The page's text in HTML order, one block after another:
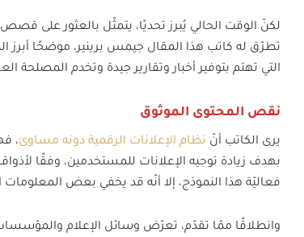
لكنّ الوقت الحالي يُبرز تحديًا، يتمثّل بالعثور على
تطرّق له كاتب هذا المقال جيمس برينير، موضحًا أبرز
التي تهتم بتوفير أخبار وتقارير جيدة وتخدم المصلحة
نقص المحتوى الموثوق
يرى الكاتب أنّ نظام الإعلانات الرقمية دونه مساوئ،
بهدف زيادة توجيه الإعلانات للمستخدمين، وفقًا
فعاليّة هذا النموذج، إلا أنّه قد يخفي بعض المعلومات
وانطلاقًا ممّا تقدّم، تعرّض وسائل الإعلام